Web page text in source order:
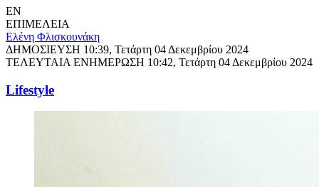
EN
ΕΠΙΜΕΛΕΙΑ
Ελένη Φλισκουνάκη
ΔΗΜΟΣΙΕΥΣΗ 10:39, Τετάρτη 04 Δεκεμβρίου 2024
ΤΕΛΕΥΤΑΙΑ ΕΝΗΜΕΡΩΣΗ 10:42, Τετάρτη 04 Δεκεμβρίου 2024
Lifestyle